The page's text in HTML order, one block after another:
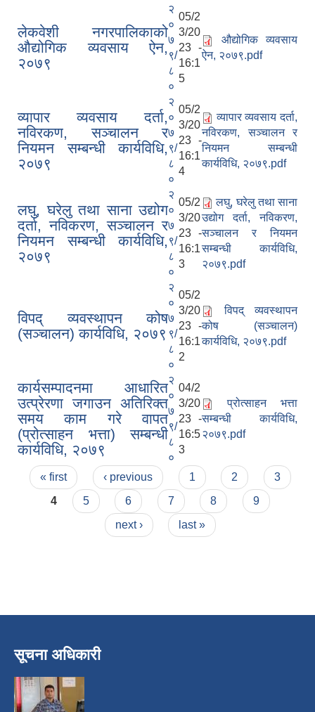
लेकवेशी नगरपालिकाको
औद्योगिक व्यवसाय ऐन,
२०७९
२
०
७
९/
८
०
05/2
3/20
23 -
16:1
5
औद्योगिक व्यवसाय
ऐन, २०७९.pdf
व्यापार व्यवसाय दर्ता,
नविरकण, सञ्चालन र
नियमन सम्बन्धी कार्यविधि,
२०७९
२
०
७
९/
८
०
05/2
3/20
23 -
16:1
4
व्यापार व्यवसाय दर्ता,
नविरकण, सञ्चालन र
नियमन सम्बन्धी
कार्यविधि, २०७९.pdf
लघु, घरेलु तथा साना उद्योग
दर्ता, नविकरण, सञ्चालन र
नियमन सम्बन्धी कार्यविधि,
२०७९
२
०
७
९/
८
०
05/2
3/20
23 -
16:1
3
लघु, घरेलु तथा साना
उद्योग दर्ता, नविकरण,
सञ्चालन र नियमन
सम्बन्धी कार्यविधि,
२०७९.pdf
विपद् व्यवस्थापन कोष
(सञ्चालन) कार्यविधि, २०७९
२
०
७
९/
८
०
05/2
3/20
23 -
16:1
2
विपद् व्यवस्थापन
कोष (सञ्चालन)
कार्यविधि, २०७९.pdf
कार्यसम्पादनमा आधारित
उत्प्रेरणा जगाउन अतिरिक्त
समय काम गरे वापत
(प्रोत्साहन भत्ता) सम्बन्धी
कार्यविधि, २०७९
२
०
७
९/
८
०
04/2
3/20
23 -
16:5
3
प्रोत्साहन भत्ता
सम्बन्धी कार्यविधि,
२०७९.pdf
Pages
« first ‹ previous 1 2
3
4
5 6 7 8
9
next ›
last »
सूचना अधिकारी